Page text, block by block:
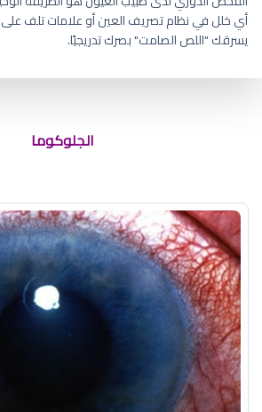
أي خلل في نظام تصريف العين أو علامات تلف
يسرقك "اللص الصامت" بصرك تدريجيًا.
الجلوكوما